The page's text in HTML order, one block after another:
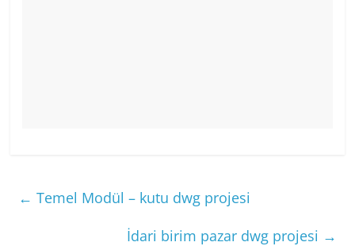
← Temel Modül – kutu dwg projesi
İdari birim pazar dwg projesi →